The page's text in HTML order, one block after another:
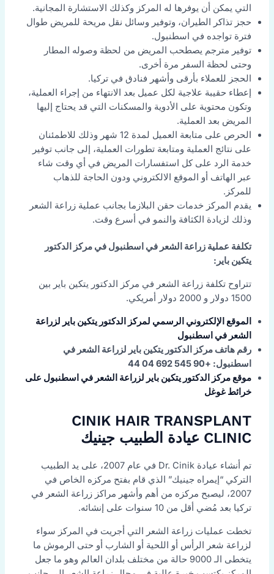
التي يمكن أن يوفرها له المركز وكذلك الاستشارة المجانية.
حجز تذاكر الطيران، وتوفير وسائل نقل مريحة للمريض طوال
فترة تواجده في اسطنبول.
توفير مترجم يصطحب المريض من لحظة وصوله المطار
وحتى لحظة السفر مرة أخرى.
الحجز للعملاء بأرقى وأشهر فنادق في تركيا.
إعطاء حقيبة علاجية لكل عميل بعد الانتهاء من إجراء العملية،
وتكون محتوية على الأدوية والمسكنات التي قد يحتاج إليها
المريض بعد العملية.
الحرص على متابعة العميل لمدة 12 شهر وذلك للاطمئنان
على نتائج العملية ومتابعة تطورات العملية، إلى جانب توفير
خدمة الرد على كل استفسارات المريض في أي وقت شاء
عبر الهاتف أو الموقع الالكتروني ودون الحاجة للذهاب
للمركز.
يقدم المركز خدمات حقن البلازما بجانب عملية زراعة الشعر
وذلك لزيادة الكثافة والنمو في أسرع وقت.
تكلفة عملية زراعة الشعر في اسطنبول في مركز الدكتور
يتكين باير:
تتراوح تكلفة زراعة الشعر في مركز الدكتور يتكين باير بين
1500 دولار و 2000 دولار أمريكي.
الموقع الإلكتروني الرسمي لمركز الدكتور يتكين باير لزراعة
الشعر في اسطنبول
رقم هاتف مركز الدكتور يتكين باير لزراعة الشعر في
اسطنبول: +90 545 692 04 44
موقع مركز الدكتور يتكين باير لزراعة الشعر في اسطنبول على
خرائط غوغل
CINIK HAIR TRANSPLANT
CLINIC عيادة الطبيب جينيك
تم أنشاء عيادة Dr. Cinik في عام 2007، على يد الطبيب
التركي “إيمراه جينيك” الذي قام بفتح مركزه الخاص في
2007، ليصبح مركزه من أهم وأشهر مراكز زراعة الشعر في
تركيا بعد مُضي أقل من 10 سنوات على إنشائه.
تخطت عمليات زراعة الشعر التي أجريت في المركز سواء
لزراعة شعر الرأس أو اللحية أو الشارب أو حتى الرموش ما
يتخطى الـ 9000 حالة من مختلف بلدان العالم وهو ما جعل